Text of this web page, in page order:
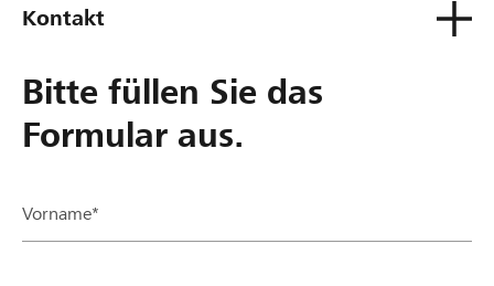
Kontakt
Bitte füllen Sie das
Formular aus.
Vorname*